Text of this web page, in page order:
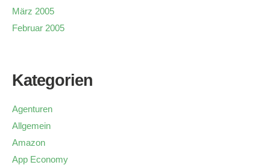
März 2005
Februar 2005
Kategorien
Agenturen
Allgemein
Amazon
App Economy